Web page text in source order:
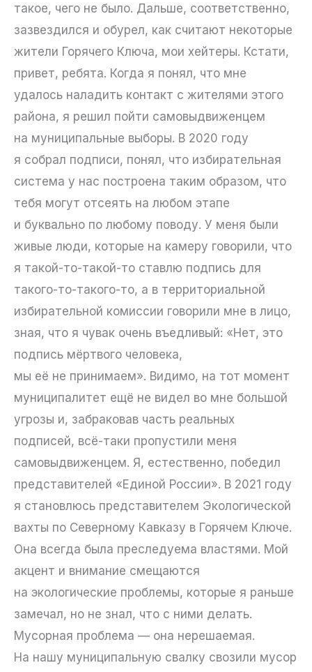
такое, чего не было. Дальше, соответственно,
зазвездился и обурел, как считают некоторые
жители Горячего Ключа, мои хейтеры. Кстати,
привет, ребята. Когда я понял, что мне
удалось наладить контакт с жителями этого
района, я решил пойти самовыдвиженцем
на муниципальные выборы. В 2020 году
я собрал подписи, понял, что избирательная
система у нас построена таким образом, что
тебя могут отсеять на любом этапе
и буквально по любому поводу. У меня были
живые люди, которые на камеру говорили, что
я такой-то-такой-то ставлю подпись для
такого-то-такого-то, а в территориальной
избирательной комиссии говорили мне в лицо,
зная, что я чувак очень въедливый: «Нет, это
подпись мёртвого человека,
мы её не принимаем». Видимо, на тот момент
муниципалитет ещё не видел во мне большой
угрозы и, забраковав часть реальных
подписей, всё-таки пропустили меня
самовыдвиженцем. Я, естественно, победил
представителей «Единой России». В 2021 году
я становлюсь представителем Экологической
вахты по Северному Кавказу в Горячем Ключе.
Она всегда была преследуема властями. Мой
акцент и внимание смещаются
на экологические проблемы, которые я раньше
замечал, но не знал, что с ними делать.
Мусорная проблема — она нерешаемая.
На нашу муниципальную свалку свозили мусор